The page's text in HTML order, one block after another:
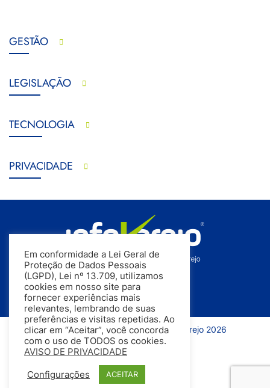
GESTÃO
LEGISLAÇÃO
TECNOLOGIA
PRIVACIDADE
Todos os direitos reservados | InfoVarejo 2026
Em conformidade a Lei Geral de
Proteção de Dados Pessoais
(LGPD), Lei nº 13.709, utilizamos
cookies em nosso site para
fornecer experiências mais
relevantes, lembrando de suas
preferências e visitas repetidas. Ao
clicar em “Aceitar”, você concorda
com o uso de TODOS os cookies.
AVISO DE PRIVACIDADE
Configurações ACEITAR